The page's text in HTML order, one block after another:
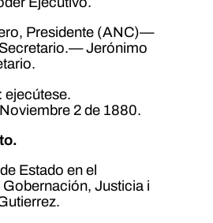
Presidente (ANC)—
Jerónimo
ejecútese.
2 de 1880.
Estado en el
Justicia i